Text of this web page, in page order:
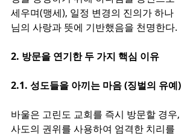
세우며(맹세), 일정 변경의 진의가 하나
님의 사랑과 뜻에 기반했음을 천명한다.
2. 방문을 연기한 두 가지 핵심 이유
2.1. 성도들을 아끼는 마음 (징벌의 유예)
바울은 고린도 교회를 즉시 방문할 경우,
사도의 권위를 사용하여 엄격한 치리를